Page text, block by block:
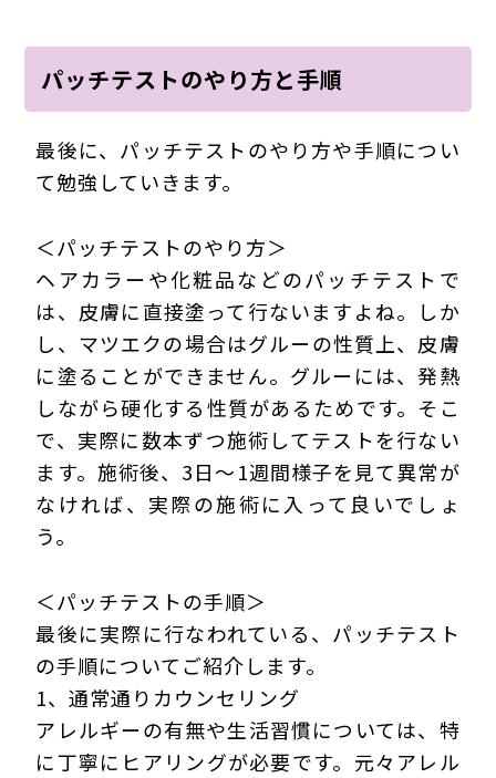
パッチテストのやり方と手順
最後に、パッチテストのやり方や手順につい
て勉強していきます。
＜パッチテストのやり方＞
ヘアカラーや化粧品などのパッチテストで
は、皮膚に直接塗って行ないますよね。しか
し、マツエクの場合はグルーの性質上、皮膚
に塗ることができません。グルーには、発熱
しながら硬化する性質があるためです。そこ
で、実際に数本ずつ施術してテストを行ない
ます。施術後、3日～1週間様子を見て異常が
なければ、実際の施術に入って良いでしょ
う。
＜パッチテストの手順＞
最後に実際に行なわれている、パッチテスト
の手順についてご紹介します。
1、通常通りカウンセリング
アレルギーの有無や生活習慣については、特
に丁寧にヒアリングが必要です。元々アレル